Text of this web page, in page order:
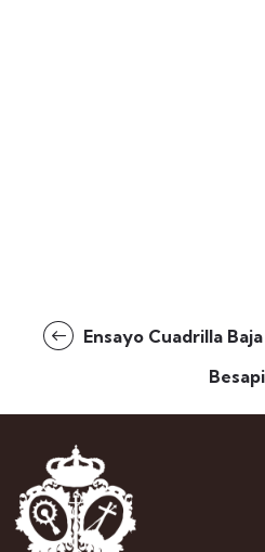
Ensayo Cuadrilla